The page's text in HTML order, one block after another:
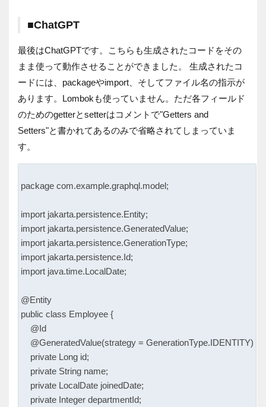
■ChatGPT
最後はChatGPTです。こちらも生成されたコードをその
まま使って動作させることができました。 生成されたコ
ードには、packageやimport、そしてファイル名の指示が
あります。Lombokも使っていません。ただ各フィールド
のためのgetterとsetterはコメントで"Getters and
Setters"と書かれてあるのみで省略されてしまっていま
す。
package com.example.graphql.model;
import jakarta.persistence.Entity;
import jakarta.persistence.GeneratedValue;
import jakarta.persistence.GenerationType;
import jakarta.persistence.Id;
import java.time.LocalDate;
@Entity
public class Employee {
    @Id
    @GeneratedValue(strategy = GenerationType.IDENTITY)
    private Long id;
    private String name;
    private LocalDate joinedDate;
    private Integer departmentId;